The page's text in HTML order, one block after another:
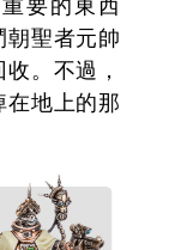
要的東西
朝聖者元帥
。不過，
在地上的那